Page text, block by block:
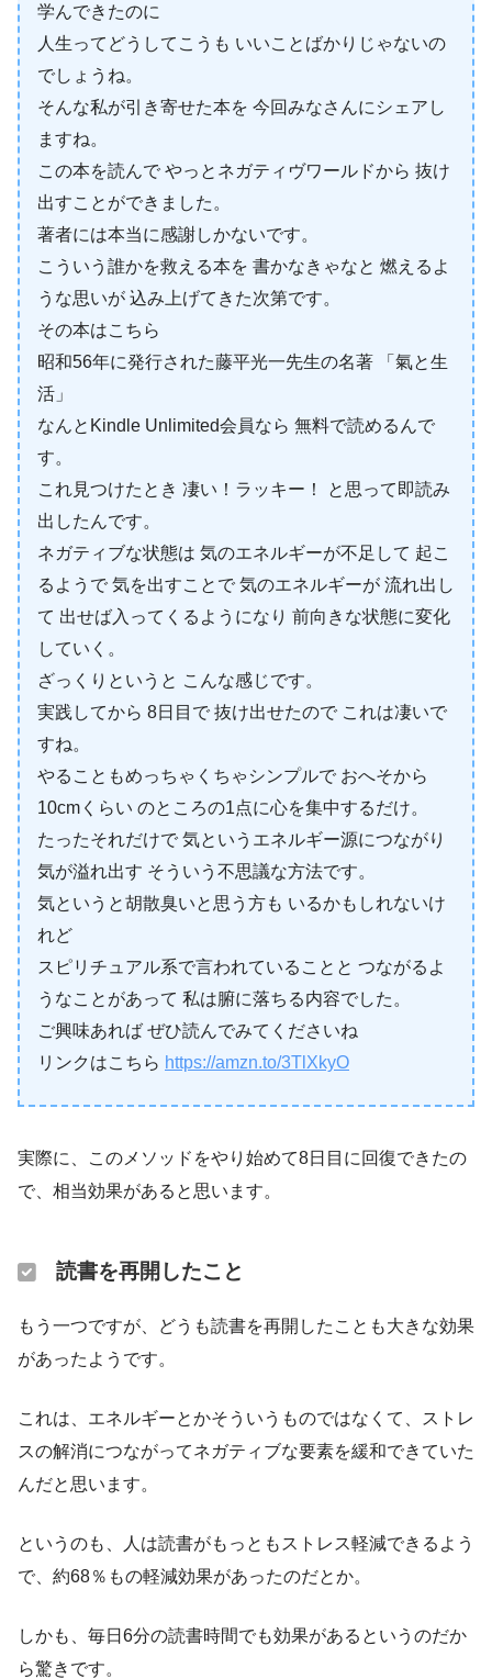
学んできたのに
人生ってどうしてこうも いいことばかりじゃないの
でしょうね。
そんな私が引き寄せた本を 今回みなさんにシェアし
ますね。
この本を読んで やっとネガティヴワールドから 抜け
出すことができました。
著者には本当に感謝しかないです。
こういう誰かを救える本を 書かなきゃなと 燃えるよ
うな思いが 込み上げてきた次第です。
その本はこちら
昭和56年に発行された藤平光一先生の名著 「氣と生
活」
なんとKindle Unlimited会員なら 無料で読めるんで
す。
これ見つけたとき 凄い！ラッキー！ と思って即読み
出したんです。
ネガティブな状態は 気のエネルギーが不足して 起こ
るようで 気を出すことで 気のエネルギーが 流れ出し
て 出せば入ってくるようになり 前向きな状態に変化
していく。
ざっくりというと こんな感じです。
実践してから 8日目で 抜け出せたので これは凄いで
すね。
やることもめっちゃくちゃシンプルで おへそから
10cmくらい のところの1点に心を集中するだけ。
たったそれだけで 気というエネルギー源につながり
気が溢れ出す そういう不思議な方法です。
気というと胡散臭いと思う方も いるかもしれないけ
れど
スピリチュアル系で言われていることと つながるよ
うなことがあって 私は腑に落ちる内容でした。
ご興味あれば ぜひ読んでみてくださいね
リンクはこちら https://amzn.to/3TlXkyO
実際に、このメソッドをやり始めて8日目に回復できたの
で、相当効果があると思います。
読書を再開したこと
もう一つですが、どうも読書を再開したことも大きな効果
があったようです。
これは、エネルギーとかそういうものではなくて、ストレ
スの解消につながってネガティブな要素を緩和できていた
んだと思います。
というのも、人は読書がもっともストレス軽減できるよう
で、約68％もの軽減効果があったのだとか。
しかも、毎日6分の読書時間でも効果があるというのだか
ら驚きです。